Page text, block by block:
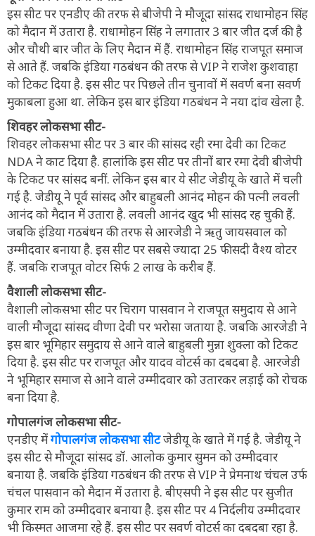
इस सीट पर एनडीए की तरफ से बीजेपी ने मौजूदा सांसद राधामोहन सिंह
को मैदान में उतारा है. राधामोहन सिंह ने लगातार 3 बार जीत दर्ज की है
और चौथी बार जीत के लिए मैदान में हैं. राधामोहन सिंह राजपूत समाज
से आते हैं. जबकि इंडिया गठबंधन की तरफ से VIP ने राजेश कुशवाहा
को टिकट दिया है. इस सीट पर पिछले तीन चुनावों में सवर्ण बना सवर्ण
मुकाबला हुआ था. लेकिन इस बार इंडिया गठबंधन ने नया दांव खेला है.
शिवहर लोकसभा सीट-
शिवहर लोकसभा सीट पर 3 बार की सांसद रही रमा देवी का टिकट
NDA ने काट दिया है. हालांकि इस सीट पर तीनों बार रमा देवी बीजेपी
के टिकट पर सांसद बनीं. लेकिन इस बार ये सीट जेडीयू के खाते में चली
गई है. जेडीयू ने पूर्व सांसद और बाहुबली आनंद मोहन की पत्नी लवली
आनंद को मैदान में उतारा है. लवली आनंद खुद भी सांसद रह चुकी हैं.
जबकि इंडिया गठबंधन की तरफ से आरजेडी ने ऋतु जायसवाल को
उम्मीदवार बनाया है. इस सीट पर सबसे ज्यादा 25 फीसदी वैश्य वोटर
हैं. जबकि राजपूत वोटर सिर्फ 2 लाख के करीब हैं.
वैशाली लोकसभा सीट-
वैशाली लोकसभा सीट पर चिराग पासवान ने राजपूत समुदाय से आने
वाली मौजूदा सांसद वीणा देवी पर भरोसा जताया है. जबकि आरजेडी ने
इस बार भूमिहार समुदाय से आने वाले बाहुबली मुन्ना शुक्ला को टिकट
दिया है. इस सीट पर राजपूत और यादव वोटर्स का दबदबा है. आरजेडी
ने भूमिहार समाज से आने वाले उम्मीदवार को उतारकर लड़ाई को रोचक
बना दिया है.
गोपालगंज लोकसभा सीट-
एनडीए मेंगोपालगंज लोकसभा सीटजेडीयू के खाते में गई है. जेडीयू ने
इस सीट से मौजूदा सांसद डॉ. आलोक कुमार सुमन को उम्मीदवार
बनाया है. जबकि इंडिया गठबंधन की तरफ से VIP ने प्रेमनाथ चंचल उर्फ
चंचल पासवान को मैदान में उतारा है. बीएसपी ने इस सीट पर सुजीत
कुमार राम को उम्मीदवार बनाया है. इस सीट पर 4 निर्दलीय उम्मीदवार
भी किस्मत आजमा रहे हैं. इस सीट पर सवर्ण वोटर्स का दबदबा रहा है.